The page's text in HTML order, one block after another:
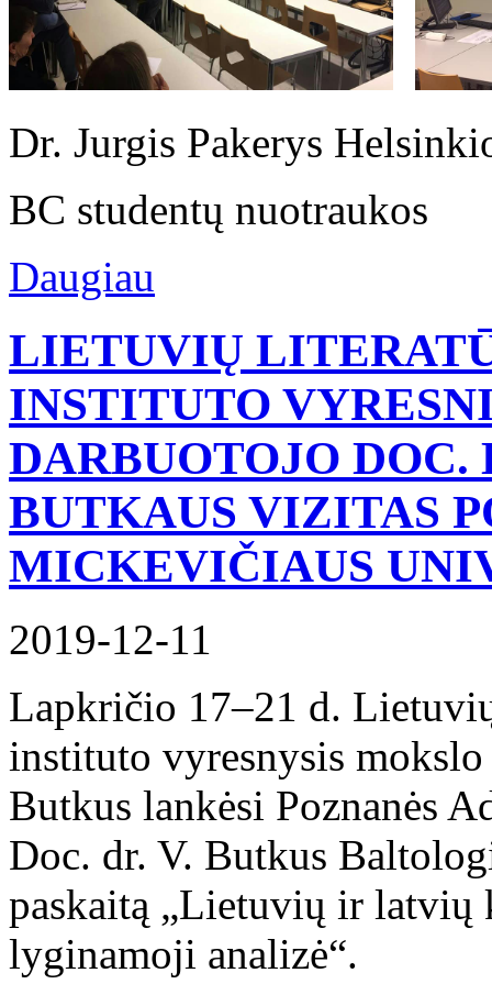
Dr. Jurgis Pakerys
BC studentų nuotraukos
Daugiau
LIETUVIŲ
INSTITUTO
DARBUOTOJO
BUTKAUS VIZITAS
MICKEVIČIAUS
2019-12-11
Lapkričio 17–21 d.
instituto vyresnysis
Butkus lankėsi Poznanės
Doc. dr. V. Butkus
paskaitą „Lietuvių ir latvių
lyginamoji analizė“.